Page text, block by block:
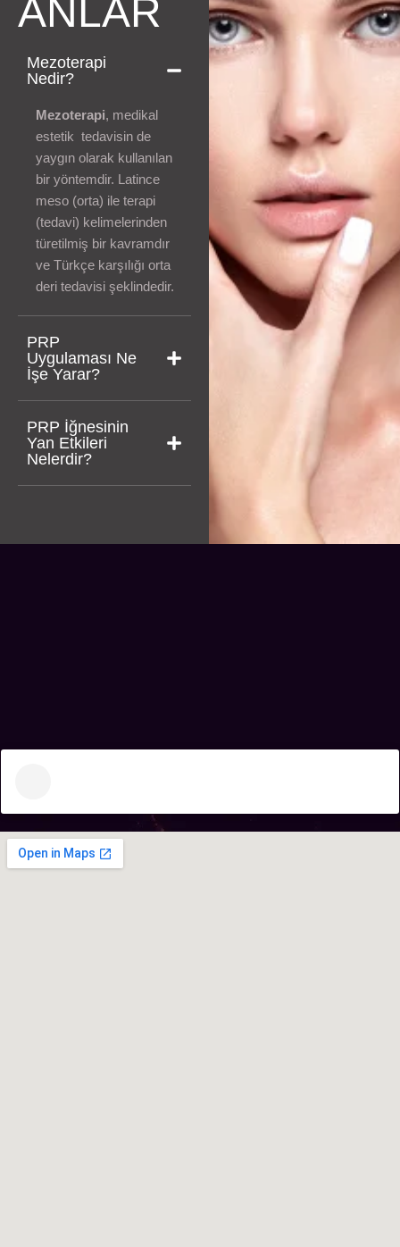
ANLAR
Mezoterapi
Nedir?
Mezoterapi, medikal
estetik tedavisin de
yaygın olarak kullanılan
bir yöntemdir. Latince
meso (orta) ile terapi
(tedavi) kelimelerinden
türetilmiş bir kavramdır
ve Türkçe karşılığı orta
deri tedavisi şeklindedir.
PRP
Uygulaması Ne
İşe Yarar?
PRP İğnesinin
Yan Etkileri
Nelerdir?